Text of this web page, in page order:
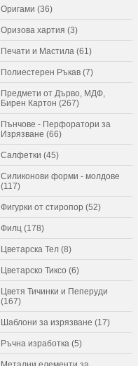
Оригами (36)
Оризова хартия (3)
Печати и Мастила (61)
Полиестерен Ръкав (7)
Предмети от Дърво, МДФ,
Бирен Картон (267)
Пънчове - Перфоратори за
Изрязване (66)
Салфетки (45)
Силиконови форми - молдове
(117)
Фигурки от стиропор (52)
Филц (178)
Цветарска Тел (8)
Цветарско Тиксо (6)
Цветя Тичинки и Пеперуди
(167)
Шаблони за изрязване (17)
Ръчна изработка (5)